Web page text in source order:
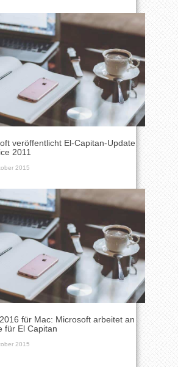
veröffentlicht El-Capitan-Update
2011
2015
für Mac: Microsoft arbeitet an
für El Capitan
2015